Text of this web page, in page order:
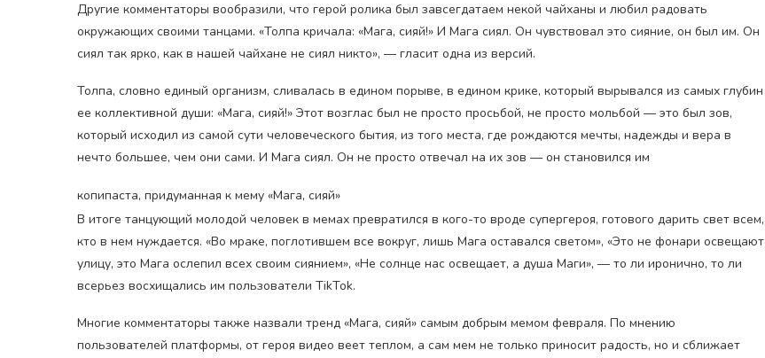
Другие комментаторы вообразили, что герой ролика был завсегдатаем некой чайханы и любил радовать
окружающих своими танцами. «Толпа кричала: «Мага, сияй!» И Мага сиял. Он чувствовал это сияние, он был им. Он
сиял так ярко, как в нашей чайхане не сиял никто», — гласит одна из версий.
Толпа, словно единый организм, сливалась в едином порыве, в едином крике, который вырывался из самых глубин
ее коллективной души: «Мага, сияй!» Этот возглас был не просто просьбой, не просто мольбой — это был зов,
который исходил из самой сути человеческого бытия, из того места, где рождаются мечты, надежды и вера в
нечто большее, чем они сами. И Мага сиял. Он не просто отвечал на их зов — он становился им
копипаста, придуманная к мему «Мага, сияй»
В итоге танцующий молодой человек в мемах превратился в кого-то вроде супергероя, готового дарить свет всем,
кто в нем нуждается. «Во мраке, поглотившем все вокруг, лишь Мага оставался светом», «Это не фонари освещают
улицу, это Мага ослепил всех своим сиянием», «Не солнце нас освещает, а душа Маги», — то ли иронично, то ли
всерьез восхищались им пользователи TikTok.
Многие комментаторы также назвали тренд «Мага, сияй» самым добрым мемом февраля. По мнению
пользователей платформы, от героя видео веет теплом, а сам мем не только приносит радость, но и сближает